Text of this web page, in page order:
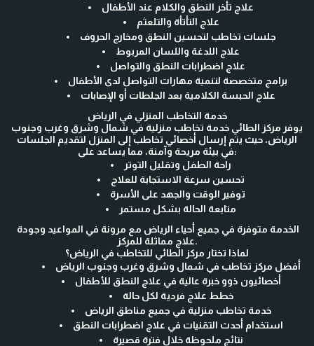
علاج تأخر النطق والكلام عند الأطفال
علاج التأتأة والتلعثم
جلسات تخاطب لتحسين النطق ومخارج الحروف
علاج اللدغة واللسان المربوط
علاج اضطرابات النطق والتواصل
برامج متخصصة لتنمية مهارات التواصل لدى الأطفال
علاج الحبسة الكلامية بعد الجلطات أو الإصابات
خدمة التخاطب المنزلي في الرياض
يوفر مركز الطائي خدمة تخاطب منزلية في شمال وشرق وغرب وجنوب
الرياض، حيث يتم إرسال أخصائي تخاطب إلى المنزل لتقديم الجلسات
في بيئة مريحة وآمنة، مما يساعد على:
راحة الطفل وتقليل التوتر
تحسين سرعة الاستجابة للعلاج
توفير الوقت والجهد على الأسرة
متابعة الحالة بشكل مستمر
علاج مماثلة للمركز.
لماذا تختار مركز الطائي للتخاطب في الرياض؟
أفضل مركز تخاطب في شمال وشرق وغرب وجنوب الرياض
أخصائيون ذوو خبرة عالية في علاج النطق للأطفال
خطط علاج فردية لكل حالة
خدمة تخاطب منزلية في جميع مناطق الرياض
استخدام أحدث التقنيات في علاج اضطرابات النطق
نتائج ملحوظة خلال فترة قصيرة